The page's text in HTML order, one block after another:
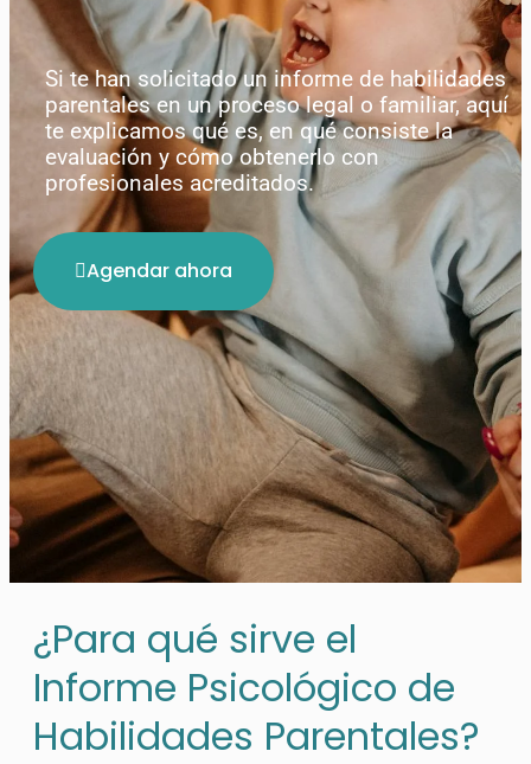
Si te han solicitado un informe de habilidades
parentales en un proceso legal o familiar, aquí
te explicamos qué es, en qué consiste la
evaluación y cómo obtenerlo con
profesionales acreditados.
Agendar ahora
¿Para qué sirve el
Informe Psicológico de
Habilidades Parentales?